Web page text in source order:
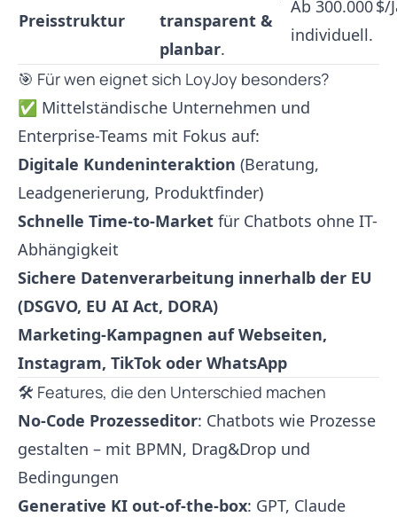
Preisstruktur
transparent &
planbar.
Ab 300.000 $/
individuell.
🎯 Für wen eignet sich LoyJoy besonders?
✅ Mittelständische Unternehmen und
Enterprise-Teams mit Fokus auf:
Digitale Kundeninteraktion (Beratung,
Leadgenerierung, Produktfinder)
Schnelle Time-to-Market für Chatbots ohne IT-
Abhängigkeit
Sichere Datenverarbeitung innerhalb der EU
(DSGVO, EU AI Act, DORA)
Marketing-Kampagnen auf Webseiten,
Instagram, TikTok oder WhatsApp
🛠️ Features, die den Unterschied machen
No-Code Prozesseditor: Chatbots wie Prozesse
gestalten – mit BPMN, Drag&Drop und
Bedingungen
Generative KI out-of-the-box: GPT, Claude